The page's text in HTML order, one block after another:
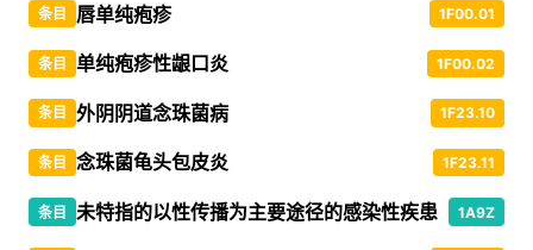
条目 唇单纯疱疹 1F00.01
条目 单纯疱疹性龈口炎 1F00.02
条目 外阴阴道念珠菌病 1F23.10
条目 念珠菌龟头包皮炎 1F23.11
条目 未特指的以性传播为主要途径的感染性疾患 1A9Z